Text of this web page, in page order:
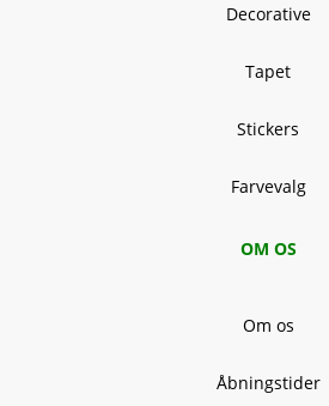
Decorative
Tapet
Stickers
Farvevalg
OM OS
Om os
Åbningstider